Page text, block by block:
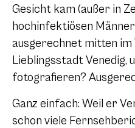
Gesicht kam (außer in
hochinfektiösen
ausgerechnet mitten im
Lieblingsstadt Venedig,
fotografieren?
Ganz einfach: Weil er
schon viele